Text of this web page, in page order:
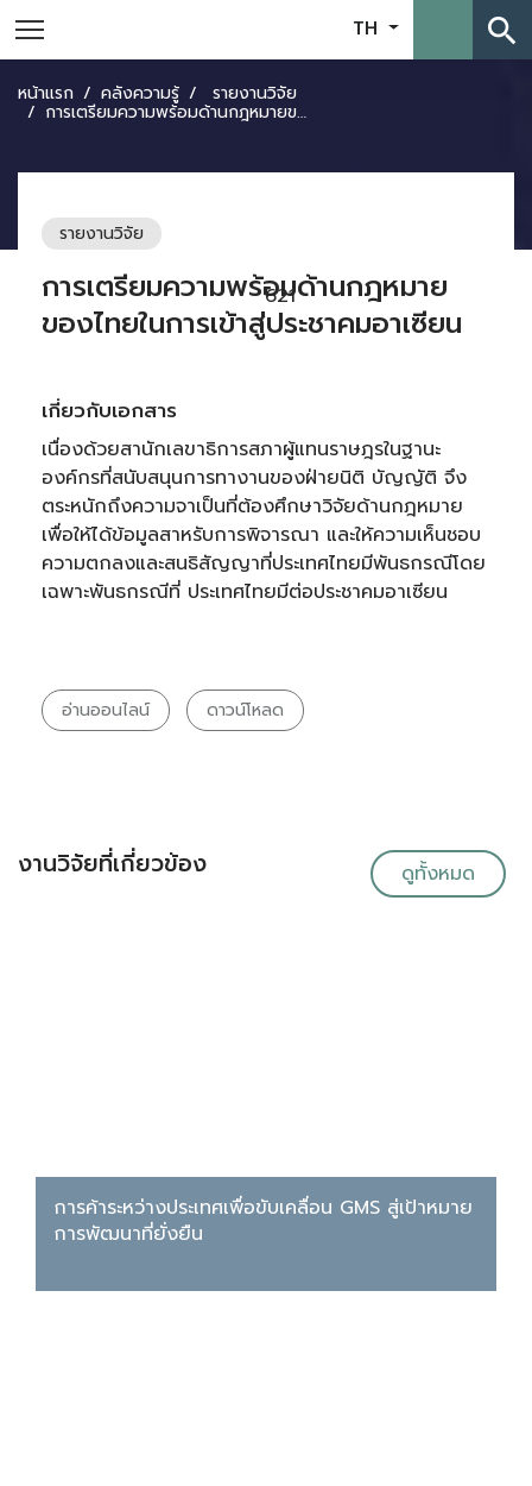
TH search
หน้าแรก คลังความรู้ รายงานวิจัย
การเตรียมความพร้อมด้านกฎหมายของไทยในการเข้าสู่ประชาคมอาเซียน
รายงานวิจัย
621
การเตรียมความพร้อมด้านกฎหมาย
ของไทยในการเข้าสู่ประชาคมอาเซียน
เกี่ยวกับเอกสาร
เนื่องด้วยสานักเลขาธิการสภาผู้แทนราษฎรในฐานะ
องค์กรที่สนับสนุนการทางานของฝ่ายนิติ บัญญัติ จึง
ตระหนักถึงความจาเป็นที่ต้องศึกษาวิจัยด้านกฎหมาย
เพื่อให้ได้ข้อมูลสาหรับการพิจารณา และให้ความเห็นชอบ
ความตกลงและสนธิสัญญาที่ประเทศไทยมีพันธกรณีโดย
เฉพาะพันธกรณีที่ ประเทศไทยมีต่อประชาคมอาเซียน
อ่านออนไลน์ ดาวน์โหลด
งานวิจัยที่เกี่ยวข้อง ดูทั้งหมด
การค้าระหว่างประเทศเพื่อขับเคลื่อน GMS สู่เป้าหมาย
การพัฒนาที่ยั่งยืน